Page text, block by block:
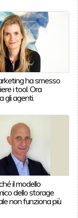
ha smesso
i tool. Ora
gli agenti.
il modello
dello storage
non funziona più